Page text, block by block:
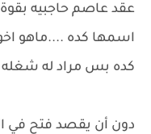
عقد عاصم حاجبيه
اسمها كده ....ماهو
كده بس مراد له
دون أن يقصد فتح في